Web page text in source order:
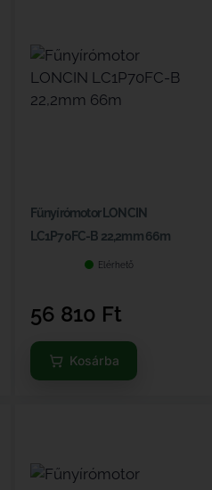
Fűnyírómotor LONCIN
LC1P70FC-B 22,2mm 66m
Elérhető
56 810 Ft
Kosárba